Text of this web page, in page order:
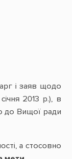
і заяв щодо
2013 р.), в
до Вищої ради
а стосовно